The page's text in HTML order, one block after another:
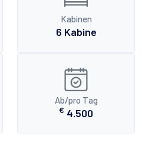
Kabinen
6 Kabine
Ab/pro Tag
€ 4.500